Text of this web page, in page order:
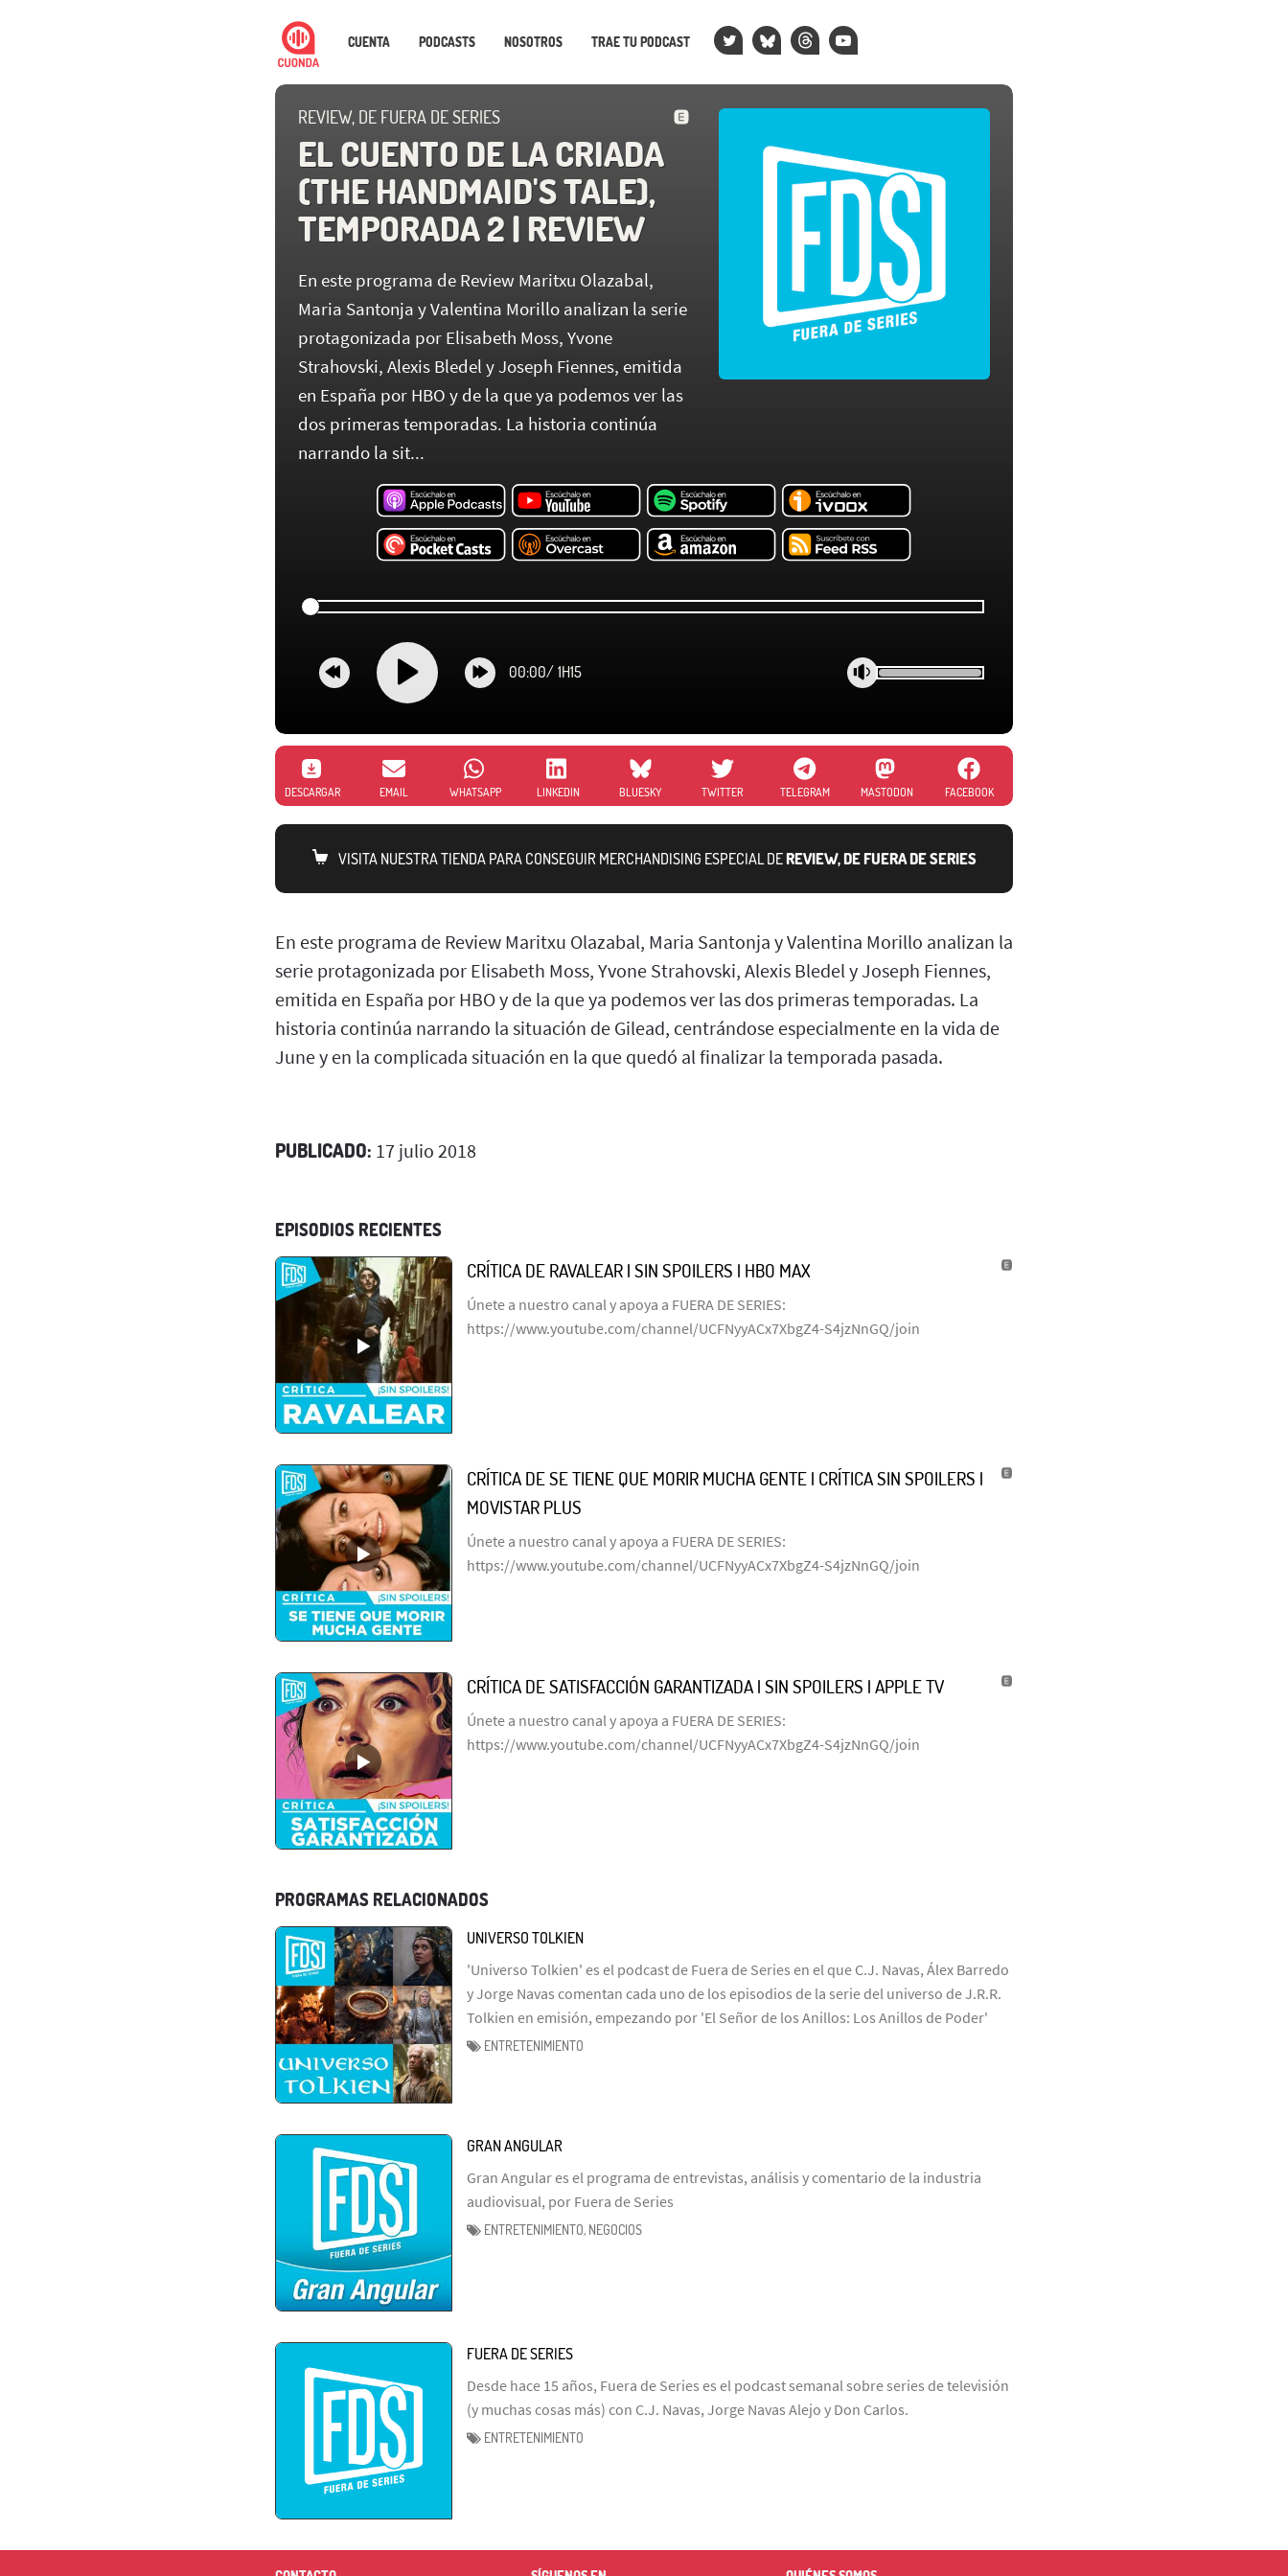
CUENTA PODCASTS NOSOTROS TRAE TU PODCAST
REVIEW, DE FUERA DE SERIES
EL CUENTO DE LA CRIADA
(THE HANDMAID'S TALE),
TEMPORADA 2 | REVIEW
En este programa de Review Maritxu Olazabal,
Maria Santonja y Valentina Morillo analizan la serie
protagonizada por Elisabeth Moss, Yvone
Strahovski, Alexis Bledel y Joseph Fiennes, emitida
en España por HBO y de la que ya podemos ver las
dos primeras temporadas. La historia continúa
narrando la sit...
00:00/ 1H15
DESCARGAR EMAIL WHATSAPP LINKEDIN BLUESKY TWITTER TELEGRAM MASTODON FACEBOOK
VISITA NUESTRA TIENDA PARA CONSEGUIR MERCHANDISING ESPECIAL DEREVIEW, DE FUERA DE SERIES
En este programa de Review Maritxu Olazabal, Maria Santonja y Valentina Morillo analizan la
serie protagonizada por Elisabeth Moss, Yvone Strahovski, Alexis Bledel y Joseph Fiennes,
emitida en España por HBO y de la que ya podemos ver las dos primeras temporadas. La
historia continúa narrando la situación de Gilead, centrándose especialmente en la vida de
June y en la complicada situación en la que quedó al finalizar la temporada pasada.
PUBLICADO: 17 julio 2018
EPISODIOS RECIENTES
CRÍTICA DE RAVALEAR | SIN SPOILERS | HBO MAX
Únete a nuestro canal y apoya a FUERA DE SERIES:
https://www.youtube.com/channel/UCFNyyACx7XbgZ4-S4jzNnGQ/join
CRÍTICA DE SE TIENE QUE MORIR MUCHA GENTE | CRÍTICA SIN SPOILERS |
MOVISTAR PLUS
Únete a nuestro canal y apoya a FUERA DE SERIES:
https://www.youtube.com/channel/UCFNyyACx7XbgZ4-S4jzNnGQ/join
CRÍTICA DE SATISFACCIÓN GARANTIZADA | SIN SPOILERS | APPLE TV
Únete a nuestro canal y apoya a FUERA DE SERIES:
https://www.youtube.com/channel/UCFNyyACx7XbgZ4-S4jzNnGQ/join
PROGRAMAS RELACIONADOS
UNIVERSO TOLKIEN
'Universo Tolkien' es el podcast de Fuera de Series en el que C.J. Navas, Álex Barredo
y Jorge Navas comentan cada uno de los episodios de la serie del universo de J.R.R.
Tolkien en emisión, empezando por 'El Señor de los Anillos: Los Anillos de Poder'
ENTRETENIMIENTO
GRAN ANGULAR
Gran Angular es el programa de entrevistas, análisis y comentario de la industria
audiovisual, por Fuera de Series
ENTRETENIMIENTO, NEGOCIOS
FUERA DE SERIES
Desde hace 15 años, Fuera de Series es el podcast semanal sobre series de televisión
(y muchas cosas más) con C.J. Navas, Jorge Navas Alejo y Don Carlos.
ENTRETENIMIENTO